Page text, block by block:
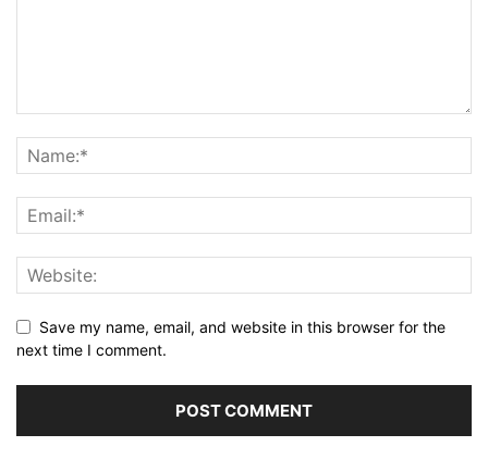
Save my name, email, and website in this browser for the
next time I comment.